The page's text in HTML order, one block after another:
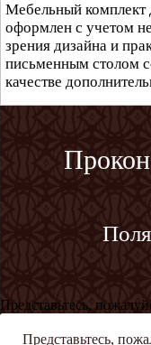
Мебельный комплект
оформлен с учетом
зрения дизайна и
письменным столом
качестве
Представьтесь,